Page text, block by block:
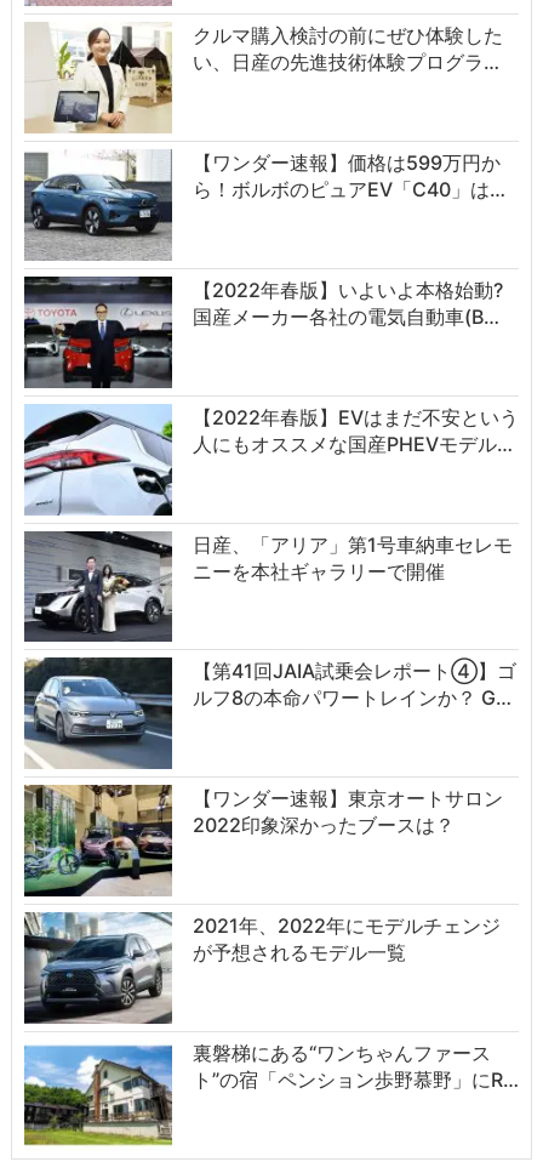
クルマ購入検討の前にぜひ体験した
い、日産の先進技術体験プログラ…
【ワンダー速報】価格は599万円か
ら！ボルボのピュアEV「C40」は…
【2022年春版】いよいよ本格始動?
国産メーカー各社の電気自動車(B…
【2022年春版】EVはまだ不安という
人にもオススメな国産PHEVモデル…
日産、「アリア」第1号車納車セレモ
ニーを本社ギャラリーで開催
【第41回JAIA試乗会レポート④】ゴ
ルフ8の本命パワートレインか？ G…
【ワンダー速報】東京オートサロン
2022印象深かったブースは？
2021年、2022年にモデルチェンジ
が予想されるモデル一覧
裏磐梯にある“ワンちゃんファース
ト”の宿「ペンション歩野慕野」にR…